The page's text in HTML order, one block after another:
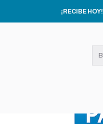
¡RECIBEInicio